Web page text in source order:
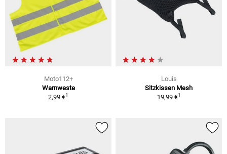
Moto112+
Warnweste
2,99 €1
Louis
Sitzkissen Mesh
19,99 €1